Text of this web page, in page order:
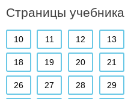
Страницы учебника
10 11 12 13
18 19 20 21
26 27 28 29